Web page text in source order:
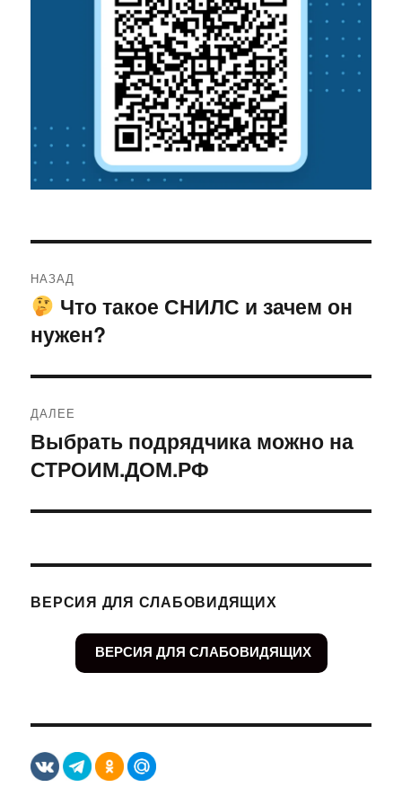
по
записям
НАЗАД
Предыдущая
запись:
Что такое СНИЛС и зачем он
нужен?
ДАЛЕЕ
Следующая
запись:
Выбрать подрядчика можно на
СТРОИМ.ДОМ.РФ
ВЕРСИЯ ДЛЯ СЛАБОВИДЯЩИХ
ВЕРСИЯ ДЛЯ СЛАБОВИДЯЩИХ